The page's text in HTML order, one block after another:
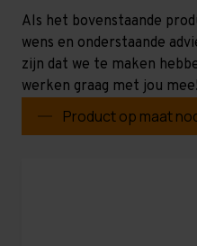
Als het bovenstaande
wens en onderstaande
zijn dat we te maken
werken graag met jou mee!
Product op maat